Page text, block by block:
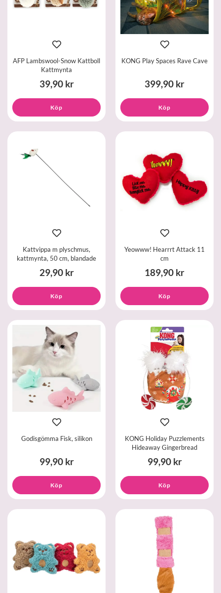
AFP Lambswool-Snow Kattboll
Kattmynta
39,90 kr
Köp
KONG Play Spaces Rave Cave
399,90 kr
Köp
Kattvippa m plyschmus,
kattmynta, 50 cm, blandade
29,90 kr
Köp
Yeowww! Hearrrt Attack 11
cm
189,90 kr
Köp
Godisgömma Fisk, silikon
99,90 kr
Köp
KONG Holiday Puzzlements
Hideaway Gingerbread
99,90 kr
Köp